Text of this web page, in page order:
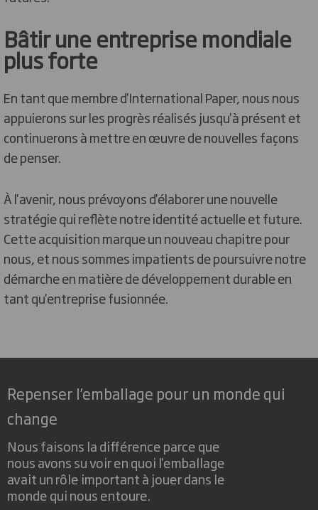
Bâtir une entreprise mondiale
plus forte
En tant que membre d'International Paper, nous nous
appuierons sur les progrès réalisés jusqu'à présent et
continuerons à mettre en œuvre de nouvelles façons
de penser.
À l'avenir, nous prévoyons d'élaborer une nouvelle
stratégie qui reflète notre identité actuelle et future.
Cette acquisition marque un nouveau chapitre pour
nous, et nous sommes impatients de poursuivre notre
démarche en matière de développement durable en
tant qu'entreprise fusionnée.
Repenser l’emballage pour un monde qui
change
Nous faisons la différence parce que
nous avons su voir en quoi l'emballage
avait un rôle important à jouer dans le
monde qui nous entoure.